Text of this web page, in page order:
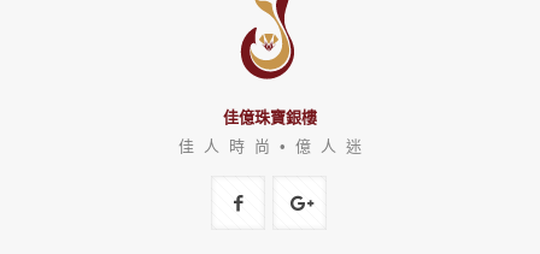
佳億珠寶銀樓
佳 人 時 尚 • 億 人 迷